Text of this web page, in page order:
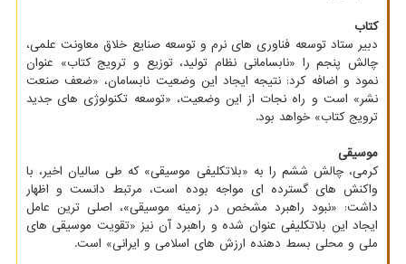
کتاب
دبیر ستاد توسعه فناوری های نرم و توسعه صنایع خلاق معاونت علمی،
چالش پنجم را «نابسامانی نظام تولید، توزیع و ترویج کتاب» عنوان
نمود و اضافه کرد: نتیجه ایجاد این وضعیت نابسامان، «ضعف صنعت
نشر» است و راه نجات از این وضعیت، «توسعه تکنولوژی های جدید
ترویج کتاب» خواهد بود.
موسیقی
کرمی، چالش ششم را به «بلاتکلیفی موسیقی» که طی سالیان اخیر، با
واکنش های گسترده ای مواجه بوده است، مرتبط دانست و اظهار
داشت: «نبود راهبرد مشخص در زمینه موسیقی»، اصلی ترین عامل
ایجاد این بلاتکلیفی عنوان شده و راهبرد آن نیز «تقویت موسیقی های
ملی و محلی بسط دهنده ارزش های اسلامی و ایرانی» است.